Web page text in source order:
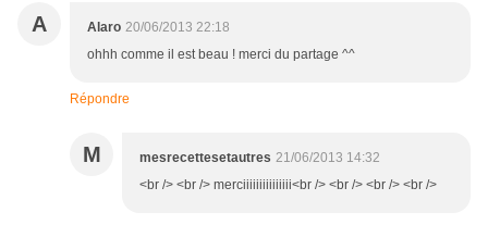
A Alaro 20/06/2013 22:18
ohhh comme il est beau ! merci du partage ^^
Répondre
M mesrecettesetautres 21/06/2013 14:32
<br /> <br /> merciiiiiiiiiiiiiii<br /> <br /> <br /> <br />